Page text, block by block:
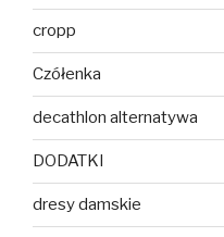
cropp
Czółenka
decathlon alternatywa
DODATKI
dresy damskie